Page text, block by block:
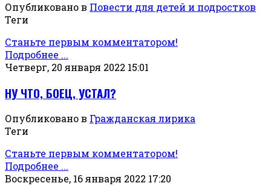
Опубликовано в Повести для детей и подростков
Теги
Станьте первым комментатором!
Подробнее ...
Четверг, 20 января 2022 15:01
НУ ЧТО, БОЕЦ, УСТАЛ?
Опубликовано в Гражданская лирика
Теги
Станьте первым комментатором!
Подробнее ...
Воскресенье, 16 января 2022 17:20